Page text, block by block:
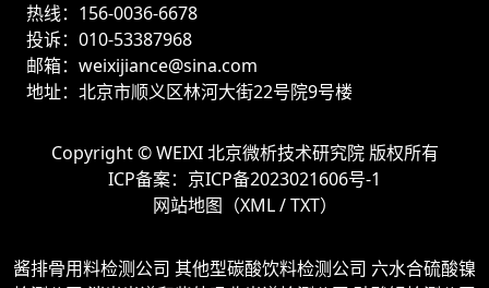
热线：156-0036-6678
投诉：010-53387968
邮箱：weixijiance@sina.com
地址：北京市顺义区林河大街22号院9号楼
Copyright ©WEIXI 北京微析技术研究院版权所有
ICP备案： 京ICP备2023021606号-1
网站地图（XML/TXT）
酱排骨用料检测公司 其他型碳酸饮料检测公司 六水合硫酸镍